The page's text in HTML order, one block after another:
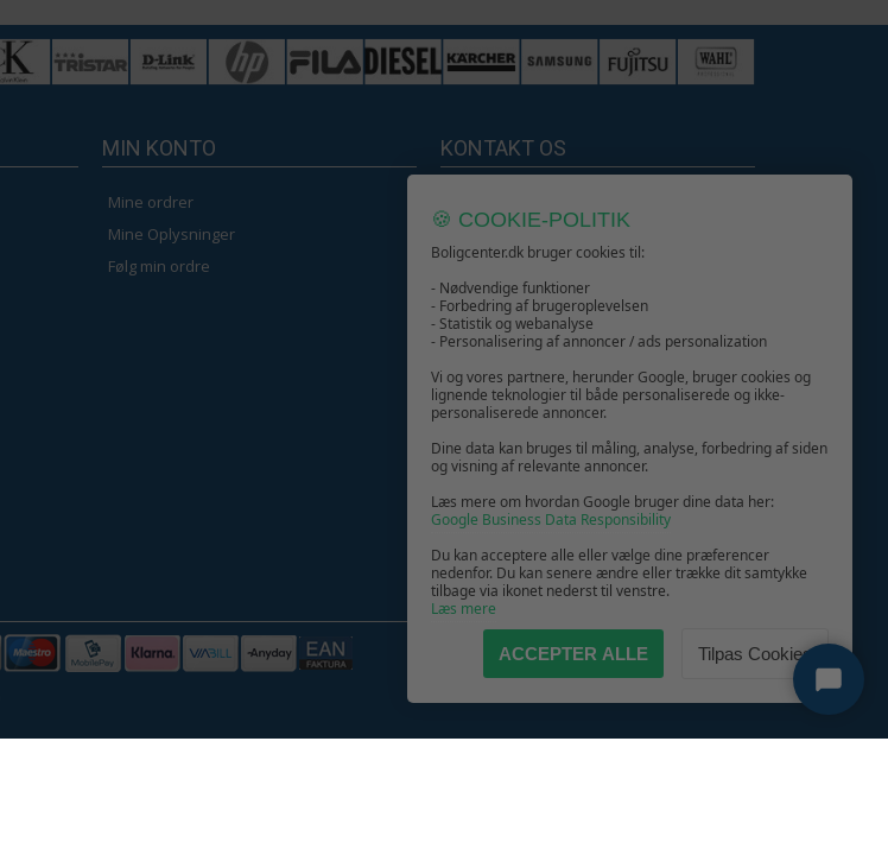
MIN KONTO
Mine ordrer
Mine Oplysninger
Følg min ordre
KONTAKT OS
GIV GLÆDE MED ET GAVEKORT!
🍪 COOKIE-POLITIK
Boligcenter.dk bruger cookies til:
- Nødvendige funktioner
- Forbedring af brugeroplevelsen
- Statistik og webanalyse
- Personalisering af annoncer / ads personalization
Vi og vores partnere, herunder Google, bruger cookies og
lignende teknologier til både personaliserede og ikke-
personaliserede annoncer.
Dine data kan bruges til måling, analyse, forbedring af siden
og visning af relevante annoncer.
Læs mere om hvordan Google bruger dine data her:
Google Business Data Responsibility
Du kan acceptere alle eller vælge dine præferencer
nedenfor. Du kan senere ændre eller trække dit samtykke
tilbage via ikonet nederst til venstre.
Læs mere
ACCEPTER ALLE Tilpas Cookies